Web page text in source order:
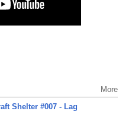
More
Shelter #007 - Lag